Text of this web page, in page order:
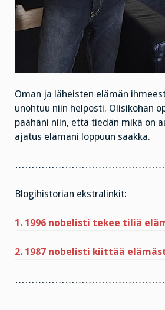
Oman ja läheisten elämän
unohtuu niin helposti. Olisikohan
päähäni niin, että tiedän mikä on
ajatus elämäni loppuun saakka.
Blogihistorian ekstralinkit:
1. 1996 nobelisti tekee tiliä
2. 1987 nobelisti kiittää